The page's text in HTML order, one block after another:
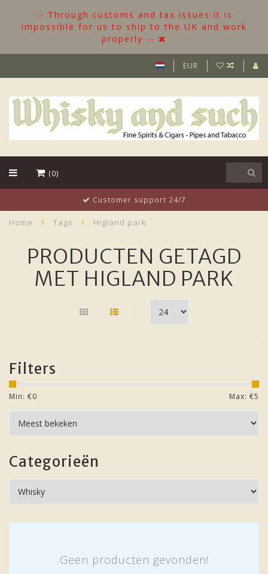
-- Through customs and tax issues it is
impossible for us to ship to the UK and work
properly --
EUR
(0)
Customer support 24/7
Home Tags Higland park
PRODUCTEN GETAGD
MET HIGLAND PARK
Filters
Min: €0 Max: €5
Categorieën
Geen producten gevonden!